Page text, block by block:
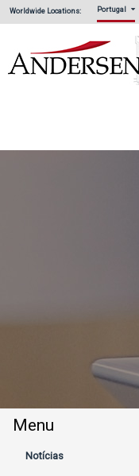
Worldwide Locations: Portugal
Menu
Notícias